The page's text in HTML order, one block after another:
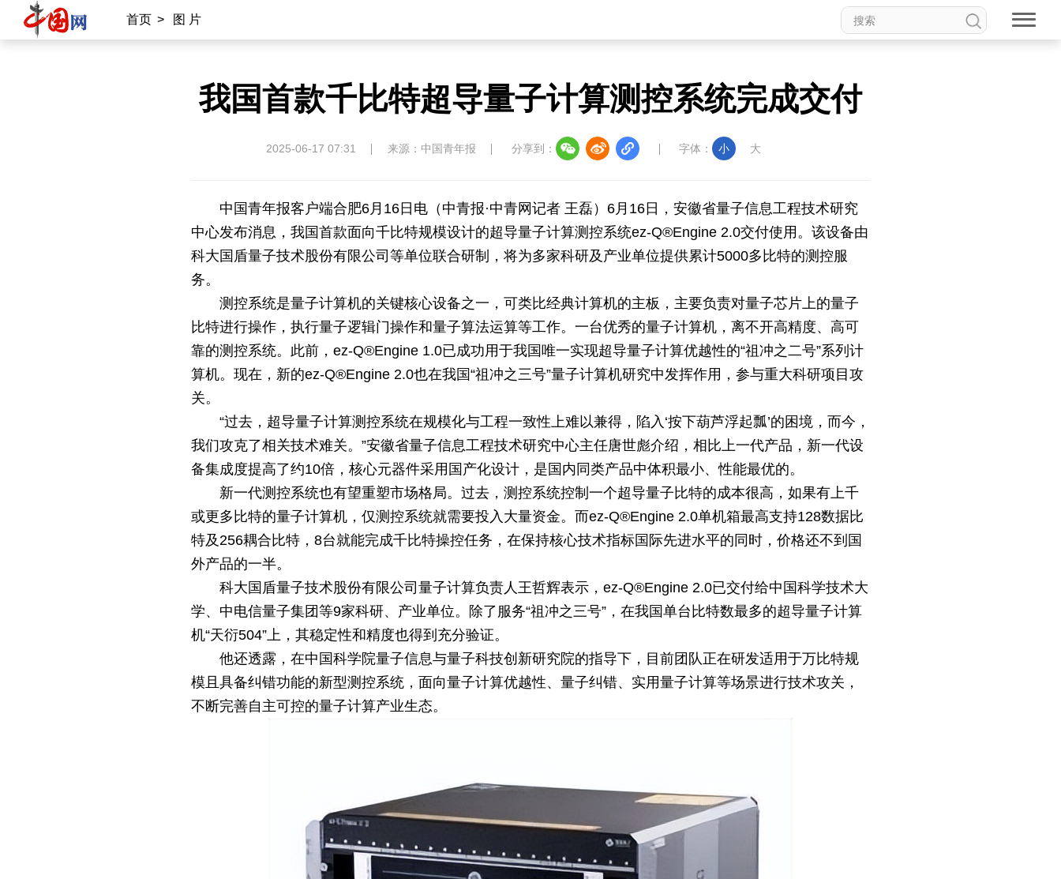
首页 > 图 片
我国首款千比特超导量子计算测控系统完成交付
2025-06-17 07:31 来源：中国青年报 分享到： 字体： 小 大
中国青年报客户端合肥6月16日电（中青报·中青网记者 王磊）6月16日，安徽省量子信息工程技术研究
中心发布消息，我国首款面向千比特规模设计的超导量子计算测控系统ez-Q®Engine 2.0交付使用。该设备由
科大国盾量子技术股份有限公司等单位联合研制，将为多家科研及产业单位提供累计5000多比特的测控服
务。
测控系统是量子计算机的关键核心设备之一，可类比经典计算机的主板，主要负责对量子芯片上的量子
比特进行操作，执行量子逻辑门操作和量子算法运算等工作。一台优秀的量子计算机，离不开高精度、高可
靠的测控系统。此前，ez-Q®Engine 1.0已成功用于我国唯一实现超导量子计算优越性的“祖冲之二号”系列计
算机。现在，新的ez-Q®Engine 2.0也在我国“祖冲之三号”量子计算机研究中发挥作用，参与重大科研项目攻
关。
“过去，超导量子计算测控系统在规模化与工程一致性上难以兼得，陷入‘按下葫芦浮起瓢’的困境，而今，
我们攻克了相关技术难关。”安徽省量子信息工程技术研究中心主任唐世彪介绍，相比上一代产品，新一代设
备集成度提高了约10倍，核心元器件采用国产化设计，是国内同类产品中体积最小、性能最优的。
新一代测控系统也有望重塑市场格局。过去，测控系统控制一个超导量子比特的成本很高，如果有上千
或更多比特的量子计算机，仅测控系统就需要投入大量资金。而ez-Q®Engine 2.0单机箱最高支持128数据比
特及256耦合比特，8台就能完成千比特操控任务，在保持核心技术指标国际先进水平的同时，价格还不到国
外产品的一半。
科大国盾量子技术股份有限公司量子计算负责人王哲辉表示，ez-Q®Engine 2.0已交付给中国科学技术大
学、中电信量子集团等9家科研、产业单位。除了服务“祖冲之三号”，在我国单台比特数最多的超导量子计算
机“天衍504”上，其稳定性和精度也得到充分验证。
他还透露，在中国科学院量子信息与量子科技创新研究院的指导下，目前团队正在研发适用于万比特规
模且具备纠错功能的新型测控系统，面向量子计算优越性、量子纠错、实用量子计算等场景进行技术攻关，
不断完善自主可控的量子计算产业生态。